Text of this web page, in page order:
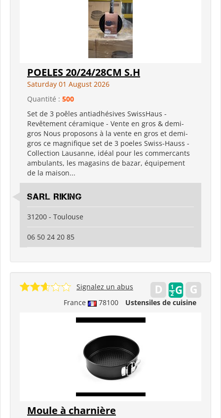
POELES 20/24/28CM S.H
Saturday 01 August 2026
Quantité : 500
Set de 3 poêles antiadhésives SwissHaus -
Revêtement céramique - Vente en gros & demi-
gros Nous proposons à la vente en gros et demi-
gros ce magnifique set de 3 poeles Swiss-Hauss -
Collection Lausanne, idéal pour les commercants
ambulants, les magasins de bazar, équipement
de la maison...
SARL RIKING
31200 - Toulouse
06 50 24 20 85
France 78100 Ustensiles de cuisine
Signalez un abus
Moule à charnière